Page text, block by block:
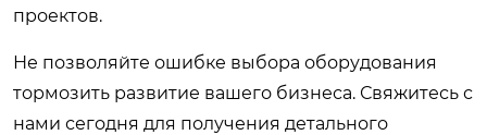
проектов.
Не позволяйте ошибке выбора оборудования
тормозить развитие вашего бизнеса. Свяжитесь с
нами сегодня для получения детального